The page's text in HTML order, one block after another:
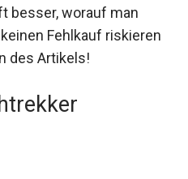
besser, worauf man
Fehlkauf riskieren
des Artikels!